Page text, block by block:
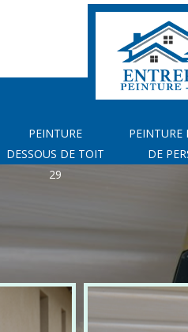
PEINTURE
DESSOUS DE TOIT
29
PEINTURE
DE